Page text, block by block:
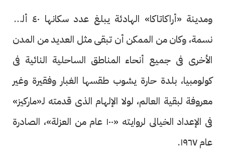
ومدينة «أراكاتاكا» الهادئة يبلغ عدد سكانها ٤٠ ألف
نسمة، وكان من الممكن أن تبقى مثل العديد من المدن
الأخرى فى جميع أنحاء المناطق الساحلية النائية فى
كولومبيا، بلدة حارة يشوب طقسها الغبار وفقيرة وغير
معروفة لبقية العالم، لولا الإلهام الذى قدمته لـ«ماركيز»
فى الإعداد الخيالى لروايته «١٠٠ عام من العزلة»، الصادرة
عام ١٩٦٧.